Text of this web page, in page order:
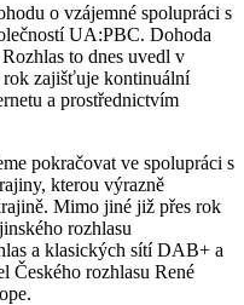
o vzájemné spolupráci s
UA:PBC. Dohoda
to dnes uvedl v
rok zajišťuje kontinuální
a prostřednictvím
pokračovat ve spolupráci s
kterou výrazně
Mimo jiné již přes rok
rozhlasu
a klasických sítí DAB+ a
Českého rozhlasu René